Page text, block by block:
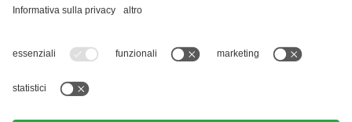
Nonostante il lavoro accurato e il costante aggiornamento dei
motivi di sicurezza, si prega di verificare chiedendo